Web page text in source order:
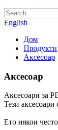
English
Дом
Продукти
Аксесоар
Аксесоар
Аксесоари за
Тези
Ето някои